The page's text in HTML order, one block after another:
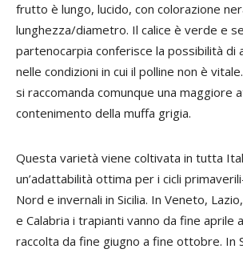
frutto è lungo, lucido, con colorazione
lunghezza/diametro. Il calice è verde e
partenocarpia conferisce la possibilità di
nelle condizioni in cui il polline non è
si raccomanda comunque una maggiore
contenimento della muffa grigia.
Questa varietà viene coltivata in tutta
un’adattabilità ottima per i cicli
Nord e invernali in Sicilia. In Veneto,
e Calabria i trapianti vanno da fine aprile
raccolta da fine giugno a fine ottobre. In